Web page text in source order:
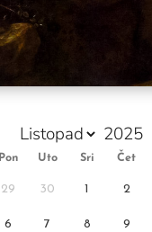
Pon Uto Sri Čet
29 30 1 2
6 7 8 9